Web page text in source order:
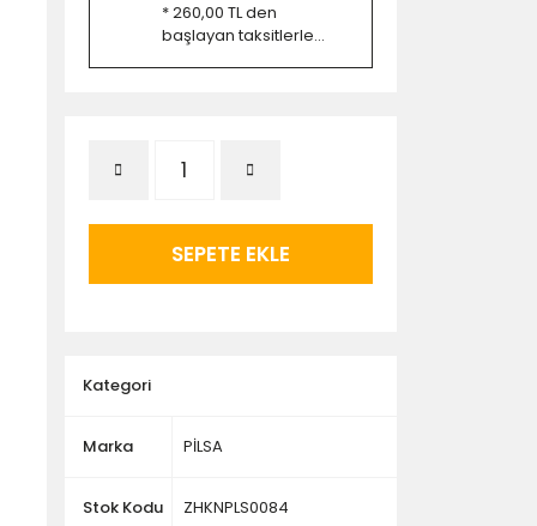
* 260,00 TL den
başlayan taksitlerle...
SEPETE EKLE
Kategori
Marka PİLSA
Stok Kodu ZHKNPLS0084